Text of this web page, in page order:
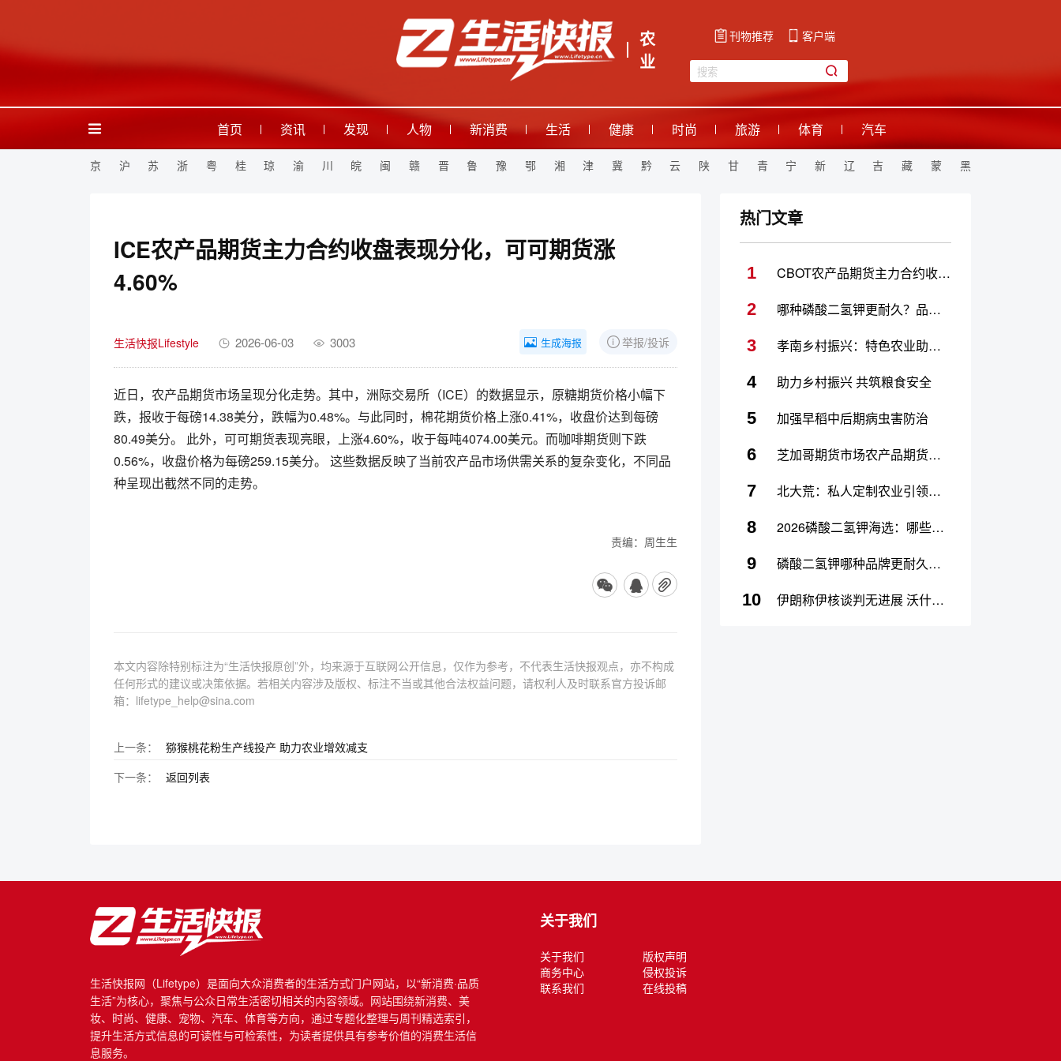
农
业
刊物推荐 客户端
首页 资讯 发现 人物 新消费 生活 健康 时尚 旅游 体育 汽车
京 沪 苏 浙 粤 桂 琼 渝 川 皖 闽 赣 晋 鲁 豫 鄂 湘 津 冀 黔 云 陕 甘 青 宁 新 辽 吉 藏 蒙 黑
ICE农产品期货主力合约收盘表现分化，可可期货涨
4.60%
生活快报Lifestyle 2026-06-03 3003 生成海报 举报/投诉
近日，农产品期货市场呈现分化走势。其中，洲际交易所（ICE）的数据显示，原糖期货价格小幅下
跌，报收于每磅14.38美分，跌幅为0.48%。与此同时，棉花期货价格上涨0.41%，收盘价达到每磅
80.49美分。 此外，可可期货表现亮眼，上涨4.60%，收于每吨4074.00美元。而咖啡期货则下跌
0.56%，收盘价格为每磅259.15美分。 这些数据反映了当前农产品市场供需关系的复杂变化，不同品
种呈现出截然不同的走势。
责编：周生生
本文内容除特别标注为“生活快报原创”外，均来源于互联网公开信息，仅作为参考，不代表生活快报观点，亦不构成
任何形式的建议或决策依据。若相关内容涉及版权、标注不当或其他合法权益问题，请权利人及时联系官方投诉邮
箱：lifetype_help@sina.com
上一条：
猕猴桃花粉生产线投产 助力农业增效减支
下一条：
返回列表
热门文章
1 CBOT农产品期货主力合约收盘全线下跌 小麦期货跌1.74%
2 哪种磷酸二氢钾更耐久？品牌推荐与选择指南
3 孝南乡村振兴：特色农业助力发展
4 助力乡村振兴 共筑粮食安全
5 加强早稻中后期病虫害防治
6 芝加哥期货市场农产品期货主力合约多数上涨，玉米涨0.32%
7 北大荒：私人定制农业引领未来
8 2026磷酸二氢钾海选：哪些品牌更持久？
9 磷酸二氢钾哪种品牌更耐久？—— 长效肥效
10 伊朗称伊核谈判无进展 沃什就任美联储主席
生活快报网（Lifetype）是面向大众消费者的生活方式门户网站，以“新消费·品质
生活”为核心，聚焦与公众日常生活密切相关的内容领域。网站围绕新消费、美
妆、时尚、健康、宠物、汽车、体育等方向，通过专题化整理与周刊精选索引，
提升生活方式信息的可读性与可检索性，为读者提供具有参考价值的消费生活信
息服务。
关于我们
关于我们
版权声明
商务中心
侵权投诉
联系我们
在线投稿